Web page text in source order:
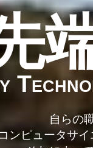
自らの
ンピュータサ